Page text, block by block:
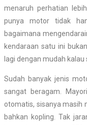
menaruh perhatian
punya motor tidak
bagaimana
kendaraan satu ini
lagi dengan mudah kalau
Sudah banyak jenis
sangat beragam.
otomatis, sisanya masih
bahkan kopling. Tak